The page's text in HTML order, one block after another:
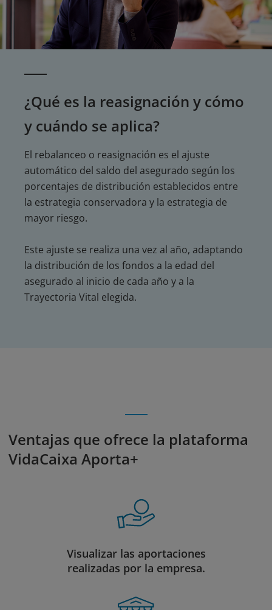
¿Qué es la reasignación y cómo
y cuándo se aplica?
El rebalanceo o reasignación es el ajuste
automático del saldo del asegurado según los
porcentajes de distribución establecidos entre
la estrategia conservadora y la estrategia de
mayor riesgo.
Este ajuste se realiza una vez al año, adaptando
la distribución de los fondos a la edad del
asegurado al inicio de cada año y a la
Trayectoria Vital elegida.
Ventajas que ofrece la plataforma
VidaCaixa Aporta+
Visualizar las aportaciones
realizadas por la empresa.